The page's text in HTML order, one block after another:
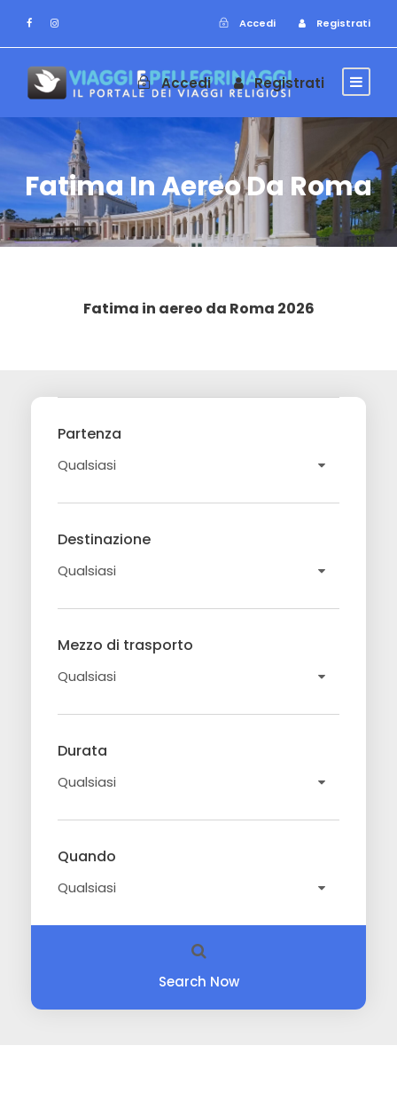
Accedi Registrati
Accedi Registrati
Fatima In Aereo Da Roma
Fatima in aereo da Roma 2026
Partenza
Destinazione
Mezzo di trasporto
Durata
Quando
Search Now